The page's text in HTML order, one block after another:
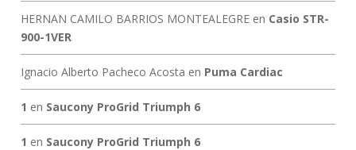
HERNAN CAMILO BARRIOS MONTEALEGREen Casio STR-
900-1VER
Ignacio Alberto Pacheco Acosta en Puma Cardiac
1 en Saucony ProGrid Triumph 6
1 en Saucony ProGrid Triumph 6